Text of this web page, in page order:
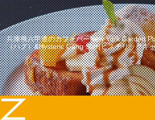
兵庫県六甲道のカフェバーNew York Garden
（ハグ）&Hysteric Gang Star(ヒステリックギ